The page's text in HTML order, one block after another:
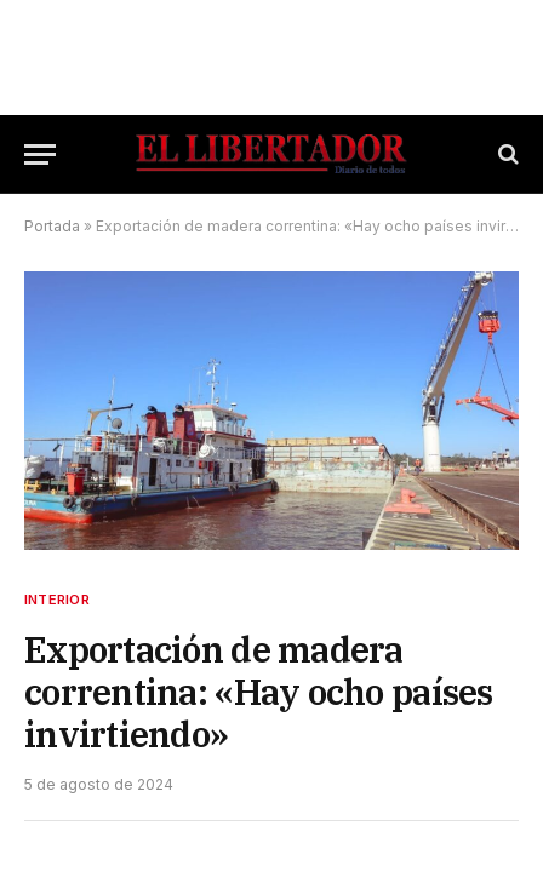
Portada » Exportación de madera correntina: «Hay ocho países invirtiendo»
INTERIOR
Exportación de madera
correntina: «Hay ocho países
invirtiendo»
5 de agosto de 2024